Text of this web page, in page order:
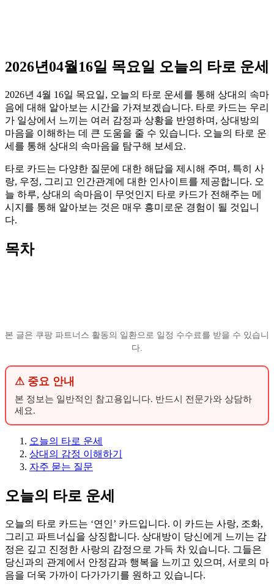
2026년04월16일 목요일 오늘의 타로 운세
2026년 4월 16일 목요일, 오늘의 타로 운세를 통해 상대의 속마
음에 대해 알아보는 시간을 가져보겠습니다. 타로 카드는 우리
가 일상에서 느끼는 여러 감정과 상황을 반영하며, 상대방의
마음을 이해하는 데 큰 도움을 줄 수 있습니다. 오늘의 타로 운
세를 통해 상대의 속마음을 탐구해 보세요.
타로 카드는 다양한 질문에 대한 해답을 제시해 주며, 특히 사
랑, 우정, 그리고 인간관계에 대한 인사이트를 제공합니다. 오
늘 하루, 상대의 속마음이 무엇인지 타로 카드가 전해주는 메
시지를 통해 알아보는 것은 매우 흥미로운 경험이 될 것입니
다.
목차
본 글은 쿠팡 파트너스 활동의 일환으로 일정 수수료를 받을 수 있습니
다.
⚠ 중요 안내
본 정보는 일반적인 참고용입니다. 반드시 전문가와 상담하
세요.
오늘의 타로 운세
상대의 감정 이해하기
자주 묻는 질문
오늘의 타로 운세
오늘의 타로 카드는 ‘연인’ 카드입니다. 이 카드는 사랑, 조화,
그리고 파트너십을 상징합니다. 상대방이 당신에게 느끼는 감
정은 깊고 진정한 사랑의 감정으로 가득 차 있습니다. 그들은
당신과의 관계에서 안정감과 행복을 느끼고 있으며, 서로의 마
음을 더욱 가까이 다가가기를 원하고 있습니다.